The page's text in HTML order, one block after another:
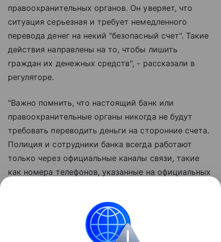
правоохранительных органов. Он уверяет, что
ситуация серьезная и требует немедленного
перевода денег на некий "безопасный счет". Такие
действия направлены на то, чтобы лишить
граждан их денежных средств", - рассказали в
регуляторе.
"Важно помнить, что настоящий банк или
правоохранительные органы никогда не будут
требовать переводить деньги на сторонние счета.
Полиция и сотрудники банка всегда работают
только через официальные каналы связи, такие
как номера телефонов, указанные на официальных
требованием перевести деньги, не стоит доверять
такому звонку, даже если вам кажется, что он
исходил от знакомого человека", - добавили в